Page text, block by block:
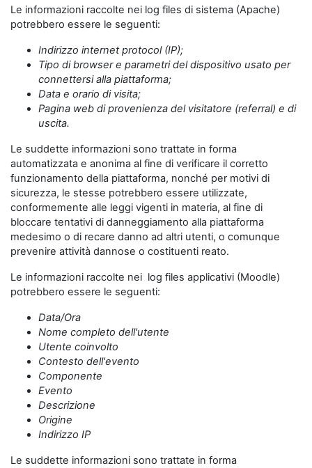
Le informazioni raccolte nei log files di sistema (Apache)
potrebbero essere le seguenti:
Indirizzo internet protocol (IP);
Tipo di browser e parametri del dispositivo usato per
connettersi alla piattaforma;
Data e orario di visita;
Pagina web di provenienza del visitatore (referral) e di
uscita.
Le suddette informazioni sono trattate in forma
automatizzata e anonima al fine di verificare il corretto
funzionamento della piattaforma, nonché per motivi di
sicurezza, le stesse potrebbero essere utilizzate,
conformemente alle leggi vigenti in materia, al fine di
bloccare tentativi di danneggiamento alla piattaforma
medesimo o di recare danno ad altri utenti, o comunque
prevenire attività dannose o costituenti reato.
Le informazioni raccolte nei log files applicativi (Moodle)
potrebbero essere le seguenti:
Data/Ora
Nome completo dell'utente
Utente coinvolto
Contesto dell'evento
Componente
Evento
Descrizione
Origine
Indirizzo IP
Le suddette informazioni sono trattate in forma